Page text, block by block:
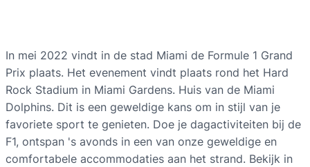
In mei 2022 vindt in de stad Miami de Formule 1 Grand
Prix plaats. Het evenement vindt plaats rond het Hard
Rock Stadium in Miami Gardens. Huis van de Miami
Dolphins. Dit is een geweldige kans om in stijl van je
favoriete sport te genieten. Doe je dagactiviteiten bij de
F1, ontspan 's avonds in een van onze geweldige en
comfortabele accommodaties aan het strand. Bekijk in